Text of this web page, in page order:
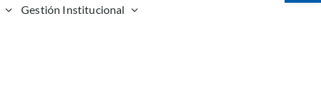
Gestión Institucional